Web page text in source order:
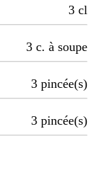
3 cl
3 c. à soupe
3 pincée(s)
3 pincée(s)